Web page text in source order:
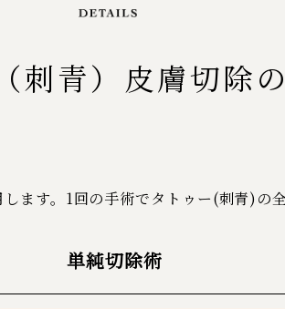
刺青）皮膚切除
ます。1回の手術でタトゥー(刺青)の
単純切除術